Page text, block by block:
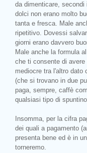
da dimenticare,
dolci non erano molto
tanta e fresca. Male
ripetitivo. Dovessi
giorni erano davvero
Male anche la formula
che ti consente di
mediocre tra l'altro dato
(che si trovano in due
paga, sempre, caffè
qualsiasi tipo di
Insomma, per la cifra
dei quali a pagamento
presenta bene ed è in
torneremo.